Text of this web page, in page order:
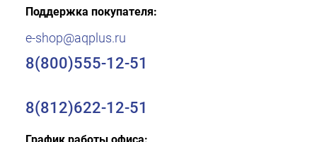
Поддержка покупателя:
e-shop@aqplus.ru
8(800)555-12-51
8(812)622-12-51